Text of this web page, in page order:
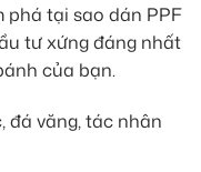
phá tại sao dán PPF
tư xứng đáng nhất
của bạn.
đá văng, tác nhân